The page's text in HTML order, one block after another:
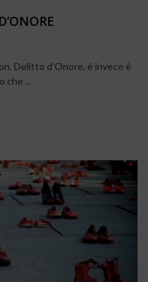
Delitto d’Onore, è invece è
che ...